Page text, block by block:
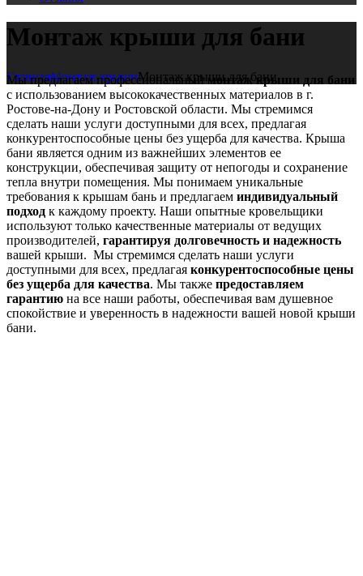
Монтаж крыши для бани
ГлавнаяМонтаж крышиМонтаж крыши для бани
Мы предлагаем профессиональныймонтаж крыши для бани
с использованием высококачественных материалов в г.
Ростове-на-Дону и Ростовской области. Мы стремимся
сделать наши услуги доступными для всех, предлагая
конкурентоспособные цены без ущерба для качества. Крыша
бани является одним из важнейших элементов ее
конструкции, обеспечивая защиту от непогоды и сохранение
тепла внутри помещения. Мы понимаем уникальные
требования к крышам бань и предлагаем индивидуальный
подход к каждому проекту. Наши опытные кровельщики
используют только качественные материалы от ведущих
производителей, гарантируя долговечность и надежность
вашей крыши. Мы стремимся сделать наши услуги
доступными для всех, предлагая конкурентоспособные цены
без ущерба для качества. Мы также предоставляем
гарантию на все наши работы, обеспечивая вам душевное
спокойствие и уверенность в надежности вашей новой крыши
бани.